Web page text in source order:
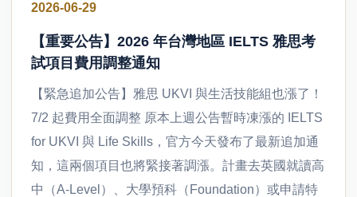
2026-06-29
【重要公告】2026 年台灣地區 IELTS 雅思考
試項目費用調整通知
【緊急追加公告】雅思 UKVI 與生活技能組也漲了！
7/2 起費用全面調整 原本上週公告暫時凍漲的 IELTS
for UKVI 與 Life Skills，官方今天發布了最新追加通
知，這兩個項目也將緊接著調漲。計畫去英國就讀高
中（A-Level）、大學預科（Foundation）或申請特